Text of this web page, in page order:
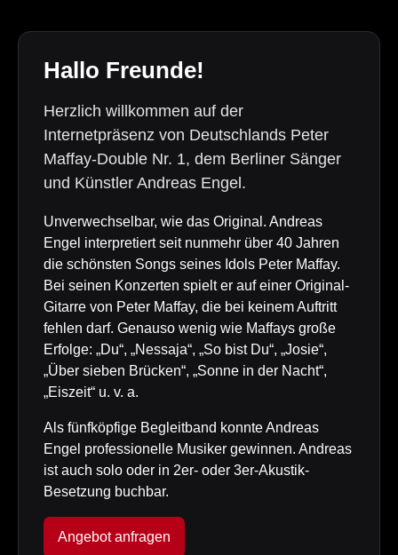
Hallo Freunde!
Herzlich willkommen auf der
Internetpräsenz von Deutschlands Peter
Maffay-Double Nr. 1, dem Berliner Sänger
und Künstler Andreas Engel.
Unverwechselbar, wie das Original. Andreas
Engel interpretiert seit nunmehr über 40 Jahren
die schönsten Songs seines Idols Peter Maffay.
Bei seinen Konzerten spielt er auf einer Original-
Gitarre von Peter Maffay, die bei keinem Auftritt
fehlen darf. Genauso wenig wie Maffays große
Erfolge: „Du“, „Nessaja“, „So bist Du“, „Josie“,
„Über sieben Brücken“, „Sonne in der Nacht“,
„Eiszeit“ u. v. a.
Als fünfköpfige Begleitband konnte Andreas
Engel professionelle Musiker gewinnen. Andreas
ist auch solo oder in 2er- oder 3er-Akustik-
Besetzung buchbar.
Angebot anfragen